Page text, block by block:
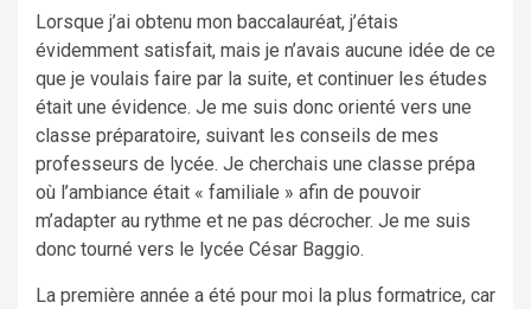
Lorsque j’ai obtenu mon baccalauréat, j’étais
évidemment satisfait, mais je n’avais aucune idée de ce
que je voulais faire par la suite, et continuer les études
était une évidence. Je me suis donc orienté vers une
classe préparatoire, suivant les conseils de mes
professeurs de lycée. Je cherchais une classe prépa
où l’ambiance était « familiale » afin de pouvoir
m’adapter au rythme et ne pas décrocher. Je me suis
donc tourné vers le lycée César Baggio.
La première année a été pour moi la plus formatrice, car